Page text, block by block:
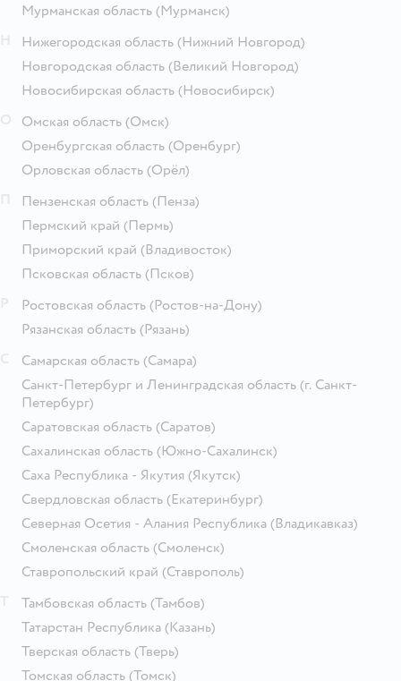
Мурманская область (Мурманск)
Нижегородская область (Нижний Новгород)
Новгородская область (Великий Новгород)
Новосибирская область (Новосибирск)
Омская область (Омск)
Оренбургская область (Оренбург)
Орловская область (Орёл)
Пензенская область (Пенза)
Пермский край (Пермь)
Приморский край (Владивосток)
Псковская область (Псков)
Ростовская область (Ростов-на-Дону)
Рязанская область (Рязань)
Самарская область (Самара)
Санкт-Петербург и Ленинградская область (г. Санкт-
Петербург)
Саратовская область (Саратов)
Сахалинская область (Южно-Сахалинск)
Саха Республика - Якутия (Якутск)
Свердловская область (Екатеринбург)
Северная Осетия - Алания Республика (Владикавказ)
Смоленская область (Смоленск)
Ставропольский край (Ставрополь)
Тамбовская область (Тамбов)
Татарстан Республика (Казань)
Тверская область (Тверь)
Томская область (Томск)